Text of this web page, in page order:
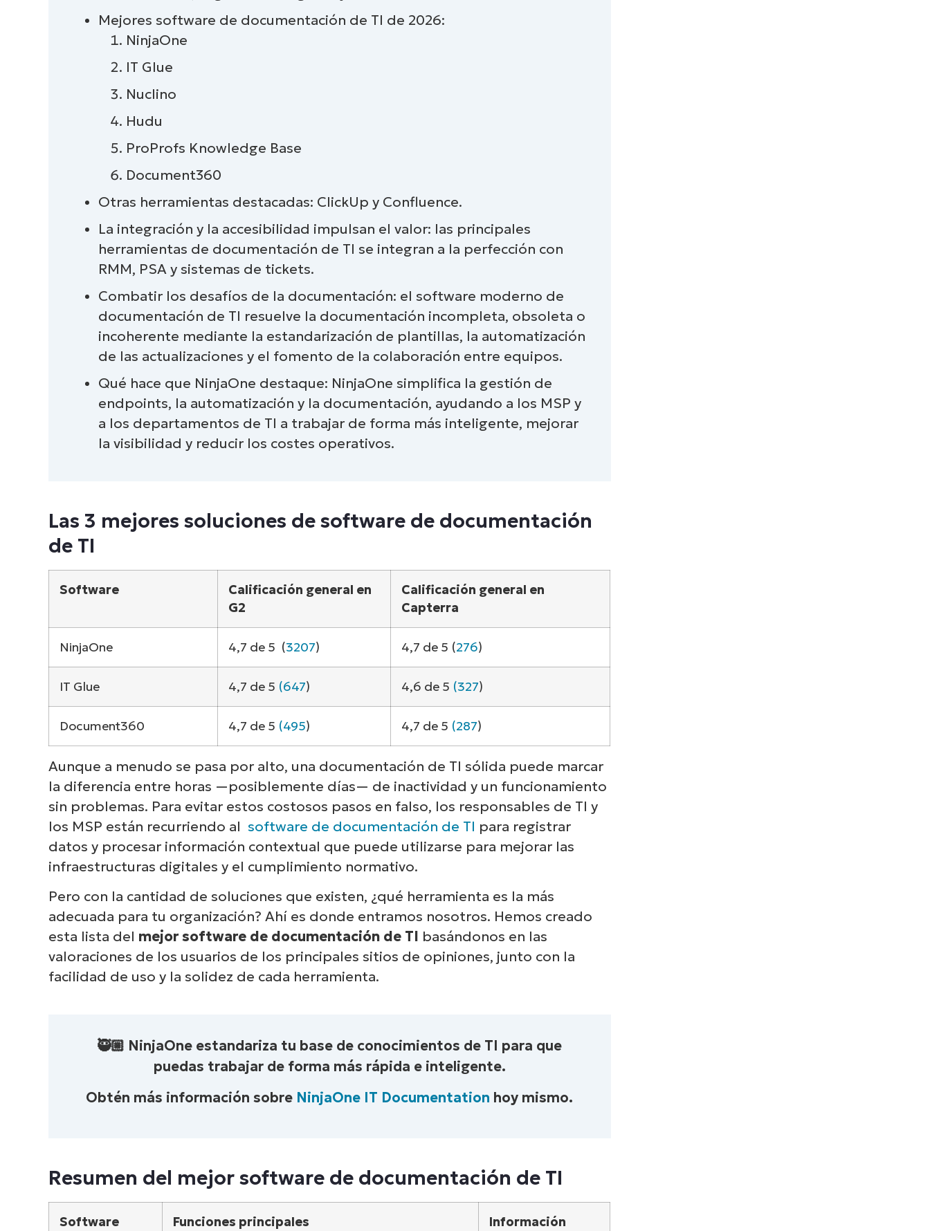
Comparación de los mejores software de documentación de TI (Capterra)
Puntuaciones finales y síntesis de las soluciones de documentación de TI
Nuestra metodología de comparación y clasificación de los mejores
software de documentación
Más herramientas de documentación de TI
¿Qué es la documentación de TI?
¿Por qué utilizar software de documentación de TI?
documentación de TI
Retos habituales de la documentación de TI
Encontrar la mejor herramienta de gestión de la documentación de TI
Mejores software de documentación de TI de 2026:
NinjaOne
IT Glue
Nuclino
Hudu
ProProfs Knowledge Base
Document360
Otras herramientas destacadas: ClickUp y Confluence.
La integración y la accesibilidad impulsan el valor: las principales
herramientas de documentación de TI se integran a la perfección con
RMM, PSA y sistemas de tickets.
Combatir los desafíos de la documentación: el software moderno de
documentación de TI resuelve la documentación incompleta, obsoleta o
incoherente mediante la estandarización de plantillas, la automatización
de las actualizaciones y el fomento de la colaboración entre equipos.
Qué hace que NinjaOne destaque: NinjaOne simplifica la gestión de
endpoints, la automatización y la documentación, ayudando a los MSP y
a los departamentos de TI a trabajar de forma más inteligente, mejorar
la visibilidad y reducir los costes operativos.
Las 3 mejores soluciones de software de documentación
de TI
Software
Calificación general en
G2
Calificación general en
Capterra
NinjaOne 4,7 de 5 (3207) 4,7 de 5 (276)
IT Glue 4,7 de 5 (647) 4,6 de 5 (327)
Document360 4,7 de 5 (495) 4,7 de 5 (287)
Aunque a menudo se pasa por alto, una documentación de TI sólida puede marcar
la diferencia entre horas —posiblemente días— de inactividad y un funcionamiento
sin problemas. Para evitar estos costosos pasos en falso, los responsables de TI y
los MSP están recurriendo al software de documentación de TI para registrar
datos y procesar información contextual que puede utilizarse para mejorar las
infraestructuras digitales y el cumplimiento normativo.
Pero con la cantidad de soluciones que existen, ¿qué herramienta es la más
adecuada para tu organización? Ahí es donde entramos nosotros. Hemos creado
esta lista del mejor software de documentación de TI basándonos en las
valoraciones de los usuarios de los principales sitios de opiniones, junto con la
facilidad de uso y la solidez de cada herramienta.
🥷🏼 NinjaOne estandariza tu base de conocimientos de TI para que
puedas trabajar de forma más rápida e inteligente.
Obtén más información sobre NinjaOne IT Documentation hoy mismo.
Resumen del mejor software de documentación de TI
Software Funciones principales
Información
Descubre NinjaOne en
acción
Explora nuestras demos bajo demanda y descubre
cómo NinjaOne simplifica tareas de TI como la gestión
de endpoints, el parcheo, el MDM, la gestión de tickets y
Explora las demos